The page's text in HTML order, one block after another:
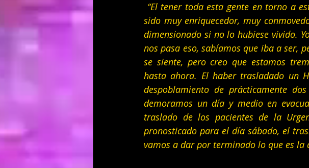
“El tener toda esta gente en torno a
sido muy enriquecedor, muy
dimensionado si no lo hubiese vivido.
nos pasa eso, sabíamos que iba a ser,
se siente, pero creo que estamos
hasta ahora. El haber trasladado un
despoblamiento de prácticamente
demoramos un día y medio en
traslado de los pacientes de la
pronosticado para el día sábado, el
vamos a dar por terminado lo que es